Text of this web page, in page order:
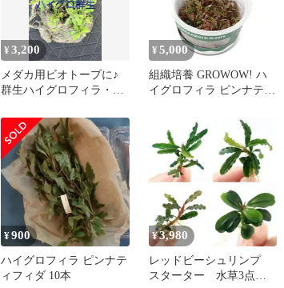
¥3,200
メダカ用ビオトープに♪
群生ハイグロフィラ・ピ
ウト石
¥ 5,000
組織培養 GROWOW! ハ
イグロフィラ ピンナティ
カップ サンプル画像
¥900
ハイグロフィラ ピンナテ
ィフィダ 10本
¥3,980
レッドビーシュリンプ
スターター 水草3点セ